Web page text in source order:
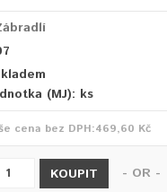
(MJ): ks
cena bez DPH:469,60 Kč
KOUPIT - OR -